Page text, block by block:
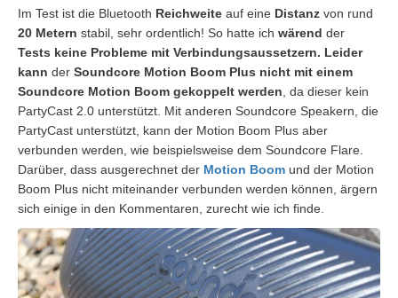
Im Test ist die Bluetooth Reichweite auf eine Distanz von rund
20 Metern stabil, sehr ordentlich! So hatte ich wärend der
Tests keine Probleme mit Verbindungsaussetzern. Leider
kann der Soundcore Motion Boom Plus nicht mit einem
Soundcore Motion Boom gekoppelt werden , da dieser kein
PartyCast 2.0 unterstützt. Mit anderen Soundcore Speakern, die
PartyCast unterstützt, kann der Motion Boom Plus aber
verbunden werden, wie beispielsweise dem Soundcore Flare.
Darüber, dass ausgerechnet der Motion Boom und der Motion
Boom Plus nicht miteinander verbunden werden können, ärgern
sich einige in den Kommentaren, zurecht wie ich finde.